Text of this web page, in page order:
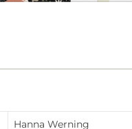
Hanna Werning